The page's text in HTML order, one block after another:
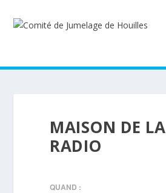
MAISON DE LA
RADIO
QUAND :